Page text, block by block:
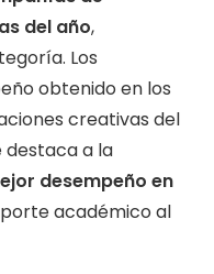
del año,
Los
obtenido en los
creativas del
destaca a la
desempeño en
académico al